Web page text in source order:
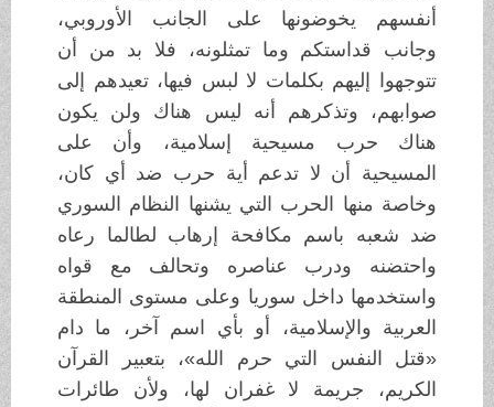
أنفسهم يخوضونها على الجانب الأوروبي،
وجانب قداستكم وما تمثلونه، فلا بد من أن
تتوجهوا إليهم بكلمات لا لبس فيها، تعيدهم إلى
صوابهم، وتذكرهم أنه ليس هناك ولن يكون
هناك حرب مسيحية إسلامية، وأن على
المسيحية أن لا تدعم أية حرب ضد أي كان،
وخاصة منها الحرب التي يشنها النظام السوري
ضد شعبه باسم مكافحة إرهاب لطالما رعاه
واحتضنه ودرب عناصره وتحالف مع قواه
واستخدمها داخل سوريا وعلى مستوى المنطقة
العربية والإسلامية، أو بأي اسم آخر، ما دام
«قتل النفس التي حرم الله»، بتعبير القرآن
الكريم، جريمة لا غفران لها، ولأن طائرات